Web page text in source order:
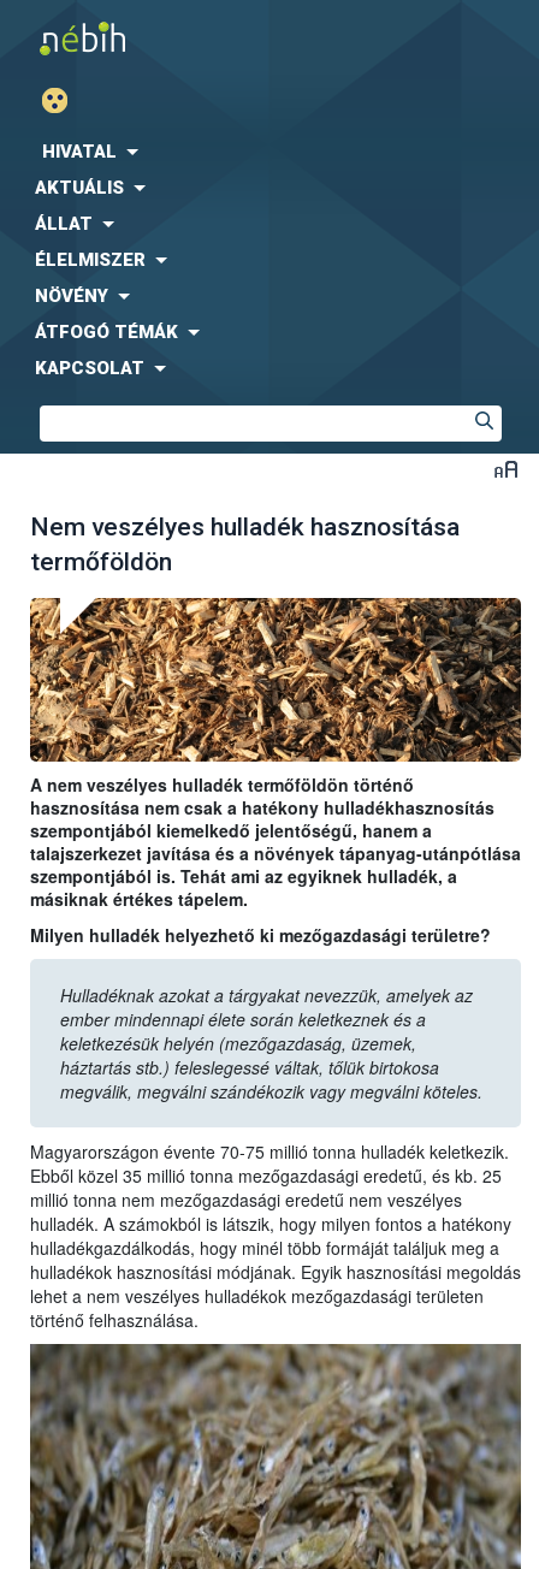
HIVATAL
AKTUÁLIS
ÁLLAT
ÉLELMISZER
NÖVÉNY
ÁTFOGÓ TÉMÁK
KAPCSOLAT
Nem veszélyes hulladék hasznosítása
termőföldön
A nem veszélyes hulladék termőföldön történő
hasznosítása nem csak a hatékony hulladékhasznosítás
szempontjából kiemelkedő jelentőségű, hanem a
talajszerkezet javítása és a növények tápanyag-utánpótlása
szempontjából is. Tehát ami az egyiknek hulladék, a
másiknak értékes tápelem.
Milyen hulladék helyezhető ki mezőgazdasági területre?
Hulladéknak azokat a tárgyakat nevezzük, amelyek az
ember mindennapi élete során keletkeznek és a
keletkezésük helyén (mezőgazdaság, üzemek,
háztartás stb.) feleslegessé váltak, tőlük birtokosa
megválik, megválni szándékozik vagy megválni köteles.
Magyarországon évente 70-75 millió tonna hulladék keletkezik.
Ebből közel 35 millió tonna mezőgazdasági eredetű, és kb. 25
millió tonna nem mezőgazdasági eredetű nem veszélyes
hulladék. A számokból is látszik, hogy milyen fontos a hatékony
hulladékgazdálkodás, hogy minél több formáját találjuk meg a
hulladékok hasznosítási módjának. Egyik hasznosítási megoldás
lehet a nem veszélyes hulladékok mezőgazdasági területen
történő felhasználása.